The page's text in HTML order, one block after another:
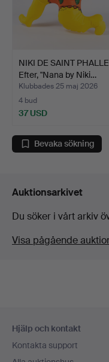
NIKI DE SAINT
Efter, "Nana by Niki…
Klubbades 25 maj 2026
4 bud
37 USD
Bevaka sökning
Auktionsarkivet
Du söker i vårt arkiv
Visa pågående
Hjälp och kontakt
Kontakta support